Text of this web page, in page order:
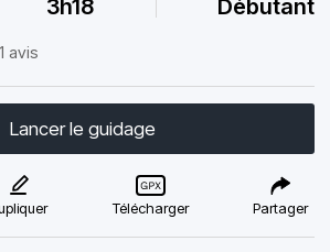
3h18 Débutant
1 avis
Lancer le guidage
Télécharger Partager